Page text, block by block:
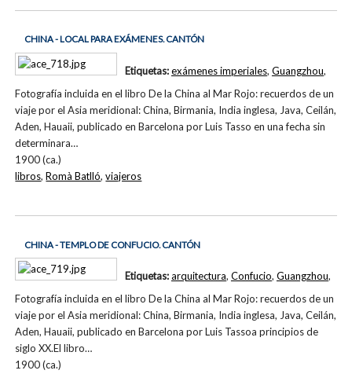
CHINA - LOCAL PARA EXÁMENES. CANTÓN
Fotografía incluida en el libro De la China al Mar Rojo: recuerdos de un
viaje por el Asia meridional: China, Birmania, India inglesa, Java, Ceilán,
Aden, Hauaii, publicado en Barcelona por Luis Tasso en una fecha sin
determinara…
1900 (ca.)
Etiquetas:exámenes imperiales, Guangzhou,
libros,Romà Batlló,viajeros
CHINA - TEMPLO DE CONFUCIO. CANTÓN
Fotografía incluida en el libro De la China al Mar Rojo: recuerdos de un
viaje por el Asia meridional: China, Birmania, India inglesa, Java, Ceilán,
Aden, Hauaii, publicado en Barcelona por Luis Tassoa principios de
siglo XX.El libro…
1900 (ca.)
Etiquetas:arquitectura, Confucio, Guangzhou,